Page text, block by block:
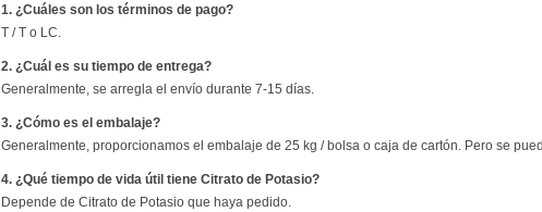
1. ¿Cuáles son los términos de pago?
T / T o LC.
2. ¿Cuál es su tiempo de entrega?
Generalmente, se arregla el envío durante 7-15 días.
3. ¿Cómo es el embalaje?
Generalmente, proporcionamos el embalaje de 25 kg / bolsa o caja de cartón. Pero se
4. ¿Qué tiempo de vida útil tiene Citrato de Potasio?
Depende de Citrato de Potasio que haya pedido.